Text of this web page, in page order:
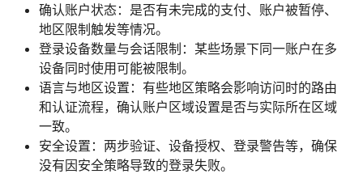
确认账户状态：是否有未完成的支付、账户被暂停、
地区限制触发等情况。
登录设备数量与会话限制：某些场景下同一账户在多
设备同时使用可能被限制。
语言与地区设置：有些地区策略会影响访问时的路由
和认证流程，确认账户区域设置是否与实际所在区域
一致。
安全设置：两步验证、设备授权、登录警告等，确保
没有因安全策略导致的登录失败。